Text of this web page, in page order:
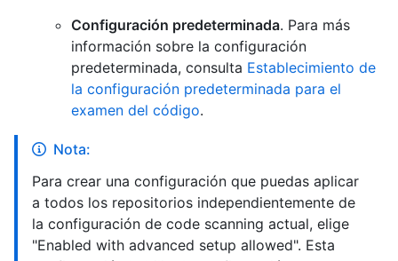
Configuración predeterminada. Para más
información sobre la configuración
predeterminada, consulta Establecimiento de
la configuración predeterminada para el
examen del código.
Nota:
Para crear una configuración que puedas aplicar
a todos los repositorios independientemente de
la configuración de code scanning actual, elige
"Enabled with advanced setup allowed". Esta